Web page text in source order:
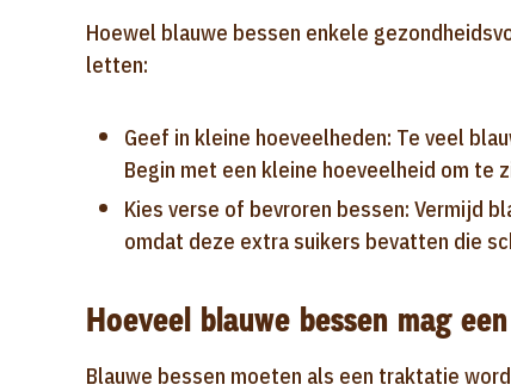
Hoewel blauwe bessen enkele
letten:
Geef in kleine hoeveelheden: Te veel
Begin met een kleine hoeveelheid om te
Kies verse of bevroren bessen: Vermijd
omdat deze extra suikers bevatten die
Hoeveel blauwe bessen mag
Blauwe bessen moeten als een traktatie